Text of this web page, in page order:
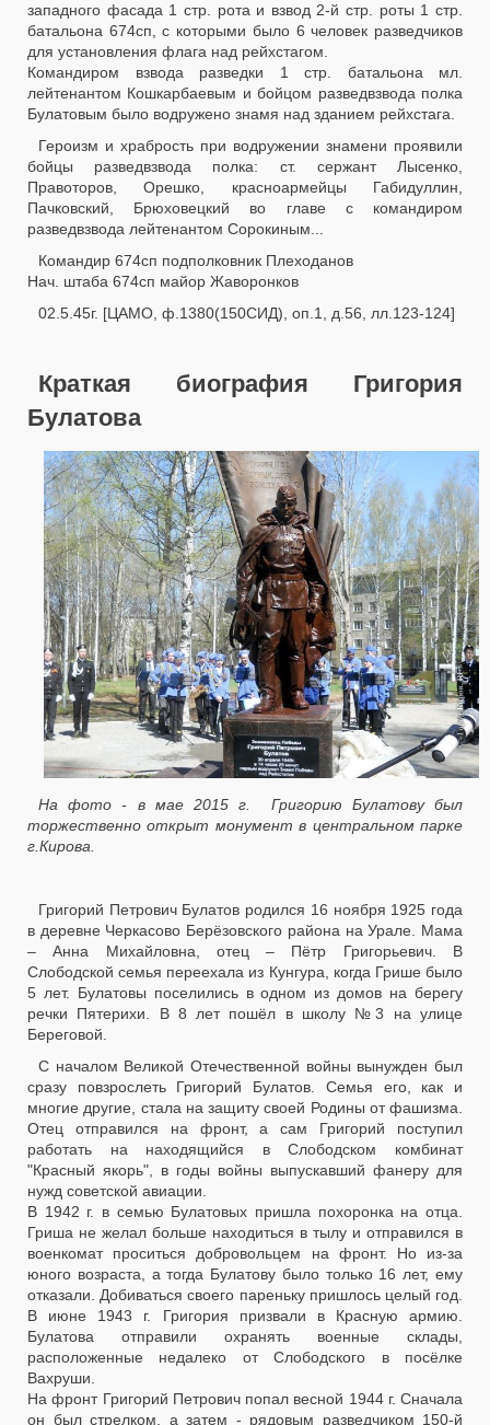
западного фасада 1 стр. рота и взвод 2-й стр. роты 1 стр.
батальона 674сп, с которыми было 6 человек разведчиков
для установления флага над рейхстагом.
Командиром взвода разведки 1 стр. батальона мл.
лейтенантом Кошкарбаевым и бойцом разведвзвода полка
Булатовым было водружено знамя над зданием рейхстага.
Героизм и храбрость при водружении знамени проявили
бойцы разведвзвода полка: ст. сержант Лысенко,
Правоторов, Орешко, красноармейцы Габидуллин,
Пачковский, Брюховецкий во главе с командиром
разведвзвода лейтенантом Сорокиным...
Командир 674сп подполковник Плеходанов
Нач. штаба 674сп майор Жаворонков
02.5.45г. [ЦАМО, ф.1380(150СИД), оп.1, д.56, лл.123-124]
Краткая биография Григория
Булатова
На фото - в мае 2015 г. Григорию Булатову был
торжественно открыт монумент в центральном парке
г.Кирова.
Григорий Петрович Булатов родился 16 ноября 1925 года
в деревне Черкасово Берёзовского района на Урале. Мама
– Анна Михайловна, отец – Пётр Григорьевич. В
Слободской семья переехала из Кунгура, когда Грише было
5 лет. Булатовы поселились в одном из домов на берегу
речки Пятерихи. В 8 лет пошёл в школу №3 на улице
Береговой.
С началом Великой Отечественной войны вынужден был
сразу повзрослеть Григорий Булатов. Семья его, как и
многие другие, стала на защиту своей Родины от фашизма.
Отец отправился на фронт, а сам Григорий поступил
работать на находящийся в Слободском комбинат
"Красный якорь", в годы войны выпускавший фанеру для
нужд советской авиации.
В 1942 г. в семью Булатовых пришла похоронка на отца.
Гриша не желал больше находиться в тылу и отправился в
военкомат проситься добровольцем на фронт. Но из-за
юного возраста, а тогда Булатову было только 16 лет, ему
отказали. Добиваться своего пареньку пришлось целый год.
В июне 1943 г. Григория призвали в Красную армию.
Булатова отправили охранять военные склады,
расположенные недалеко от Слободского в посёлке
Вахруши.
На фронт Григорий Петрович попал весной 1944 г. Сначала
он был стрелком, а затем - рядовым разведчиком 150-й